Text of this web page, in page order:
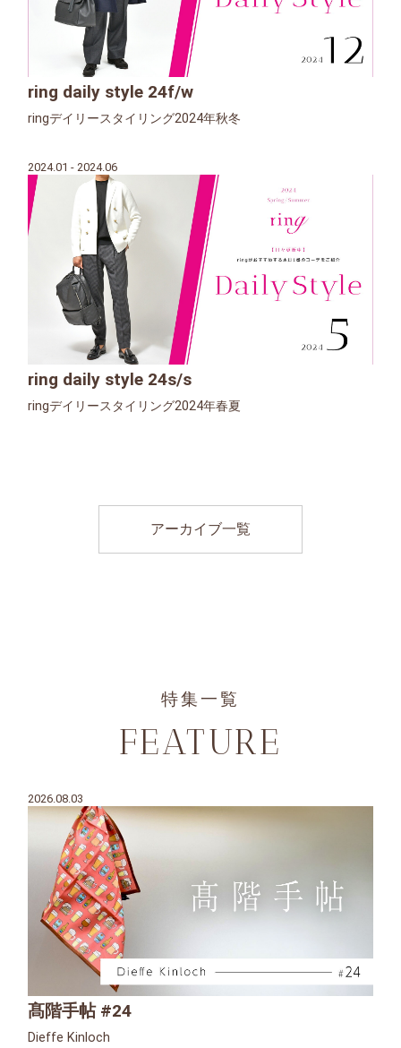
ring daily style 24f/w
ringデイリースタイリング2024年秋冬
2024.01 - 2024.06
ring daily style 24s/s
ringデイリースタイリング2024年春夏
アーカイブ一覧
特集一覧
FEATURE
2026.08.03
髙階手帖 #24
Dieffe Kinloch